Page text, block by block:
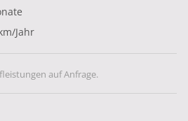
Jahr
auf Anfrage.